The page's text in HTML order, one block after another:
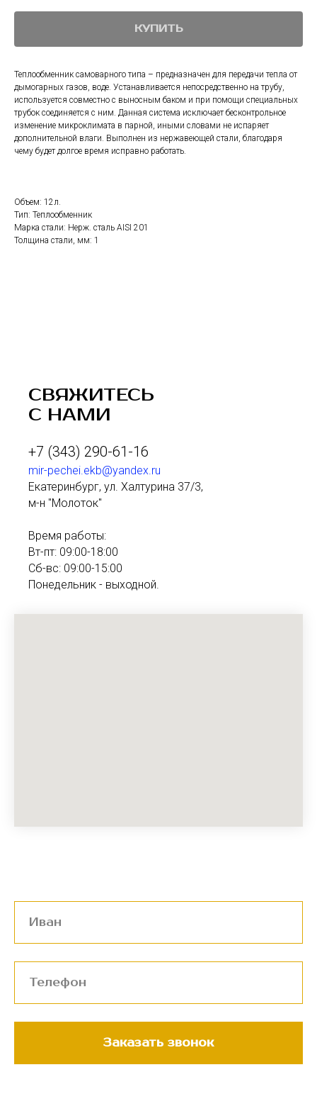
КУПИТЬ
Теплообменник самоварного типа – предназначен для передачи тепла от
дымогарных газов, воде. Устанавливается непосредственно на трубу,
используется совместно с выносным баком и при помощи специальных
трубок соединяется с ним. Данная система исключает бесконтрольное
изменение микроклимата в парной, иными словами не испаряет
дополнительной влаги. Выполнен из нержавеющей стали, благодаря
чему будет долгое время исправно работать.
Объем: 12л.
Тип: Теплообменник
Марка стали: Нерж. сталь AISI 201
Толщина стали, мм: 1
СВЯЖИТЕСЬ
С НАМИ
+7 (343) 290-61-16
mir-pechei.ekb@yandex.ru
Екатеринбург, ул. Халтурина 37/3,
м-н "Молоток"
Время работы:
Вт-пт: 09:00-18:00
Сб-вс: 09:00-15:00
Понедельник - выходной.
Заказать звонок